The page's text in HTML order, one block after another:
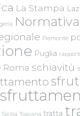
La Stampa
Piemonte
Puglia
Roma schiavitù
Sicilia Toscana tratta